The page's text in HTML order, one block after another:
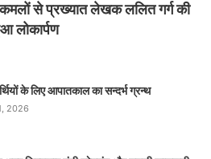
से प्रख्यात लेखक ललित गर्ग की
लोकार्पण
के लिए आपातकाल का सन्दर्भ ग्रन्थ
2026